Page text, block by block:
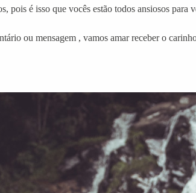
pois é isso que vocês estão todos ansiosos para
ou mensagem , vamos amar receber o